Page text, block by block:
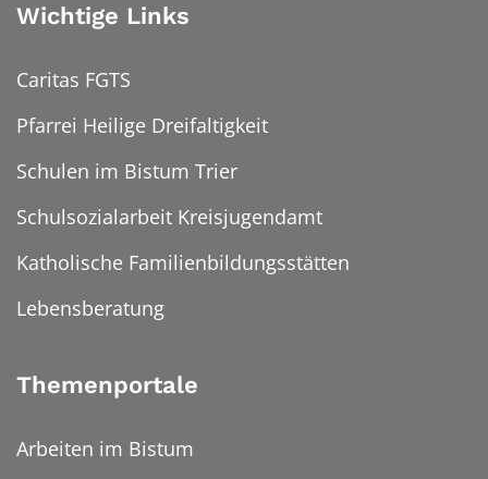
Wichtige Links
Caritas FGTS
Pfarrei Heilige Dreifaltigkeit
Schulen im Bistum Trier
Schulsozialarbeit Kreisjugendamt
Katholische Familienbildungsstätten
Lebensberatung
Themenportale
Arbeiten im Bistum